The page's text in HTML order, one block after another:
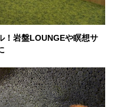
！岩盤LOUNGEや瞑想サ